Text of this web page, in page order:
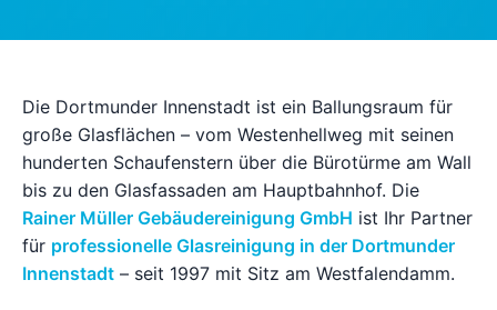
FAQ
Ratgeber
Kontakt
Die Dortmunder Innenstadt ist ein Ballungsraum für
große Glasflächen – vom Westenhellweg mit seinen
hunderten Schaufenstern über die Bürotürme am Wall
bis zu den Glasfassaden am Hauptbahnhof. Die
Rainer Müller Gebäudereinigung GmbH ist Ihr Partner
für professionelle Glasreinigung in der Dortmunder
Innenstadt – seit 1997 mit Sitz am Westfalendamm.